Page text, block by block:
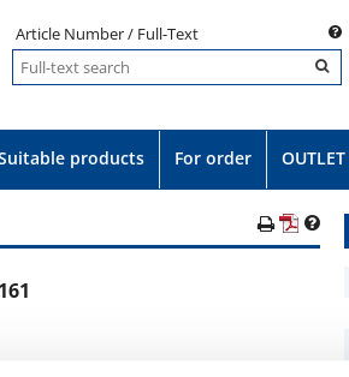
Article Number / Full-Text
products For order OUTLET